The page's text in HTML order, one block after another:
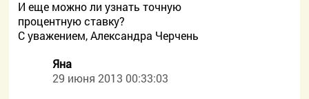
И еще можно ли узнать точную
процентную ставку?
С уважением, Александра Черчень
Яна
29 июня 2013 00:33:03